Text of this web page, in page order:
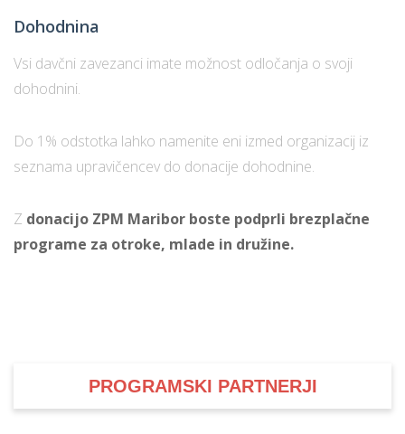
Dohodnina
Vsi davčni zavezanci imate možnost odločanja o svoji
dohodnini.
Do 1% odstotka lahko namenite eni izmed organizacij iz
seznama upravičencev do donacije dohodnine.
Z donacijo ZPM Maribor boste podprli brezplačne
programe za otroke, mlade in družine.
PROGRAMSKI PARTNERJI